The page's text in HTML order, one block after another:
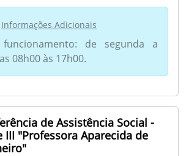
Informações Adicionais
de segunda a
08h00 às 17h00.
de Assistência Social -
III "Professora Aparecida de